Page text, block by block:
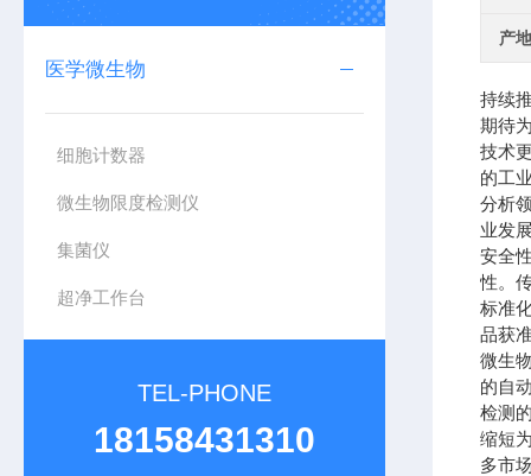
医学微生物
细胞计数器
微生物限度检测仪
集菌仪
超净工作台
TEL-PHONE
18158431310
产
持续
期待
技术
的工
分析
业发
安全
性。
标准
品获
微生
的自
检测
缩短
多市